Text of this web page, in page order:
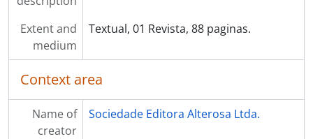
Extent and
medium
Textual, 01 Revista, 88 paginas.
Context area
Name of
creator
Sociedade Editora Alterosa Ltda.